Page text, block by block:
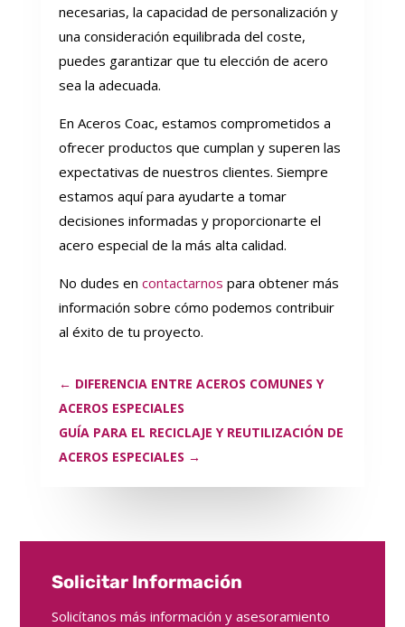
necesarias, la capacidad de personalización y
una consideración equilibrada del coste,
puedes garantizar que tu elección de acero
sea la adecuada.
En Aceros Coac, estamos comprometidos a
ofrecer productos que cumplan y superen las
expectativas de nuestros clientes. Siempre
estamos aquí para ayudarte a tomar
decisiones informadas y proporcionarte el
acero especial de la más alta calidad.
No dudes en contactarnos para obtener más
información sobre cómo podemos contribuir
al éxito de tu proyecto.
← DIFERENCIA ENTRE ACEROS COMUNES Y
ACEROS ESPECIALES
GUÍA PARA EL RECICLAJE Y REUTILIZACIÓN DE
ACEROS ESPECIALES →
Solicitar Información
Solicítanos más información y asesoramiento